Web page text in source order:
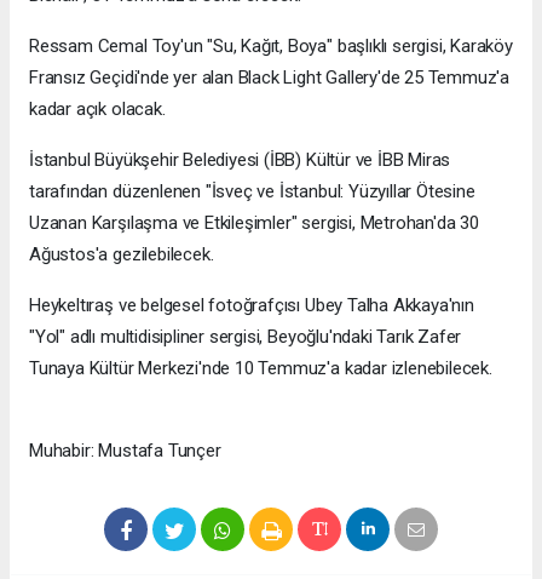
Ressam Cemal Toy'un "Su, Kağıt, Boya" başlıklı sergisi, Karaköy
Fransız Geçidi'nde yer alan Black Light Gallery'de 25 Temmuz'a
kadar açık olacak.
İstanbul Büyükşehir Belediyesi (İBB) Kültür ve İBB Miras
tarafından düzenlenen "İsveç ve İstanbul: Yüzyıllar Ötesine
Uzanan Karşılaşma ve Etkileşimler" sergisi, Metrohan'da 30
Ağustos'a gezilebilecek.
Heykeltıraş ve belgesel fotoğrafçısı Ubey Talha Akkaya'nın
"Yol" adlı multidisipliner sergisi, Beyoğlu'ndaki Tarık Zafer
Tunaya Kültür Merkezi'nde 10 Temmuz'a kadar izlenebilecek.
Muhabir: Mustafa Tunçer